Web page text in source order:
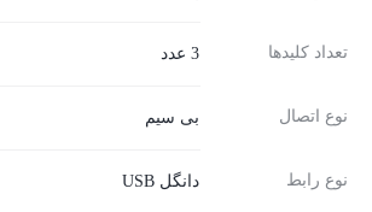
تعداد کلیدها 3 عدد
نوع اتصال بی‌ سیم
نوع رابط دانگل USB